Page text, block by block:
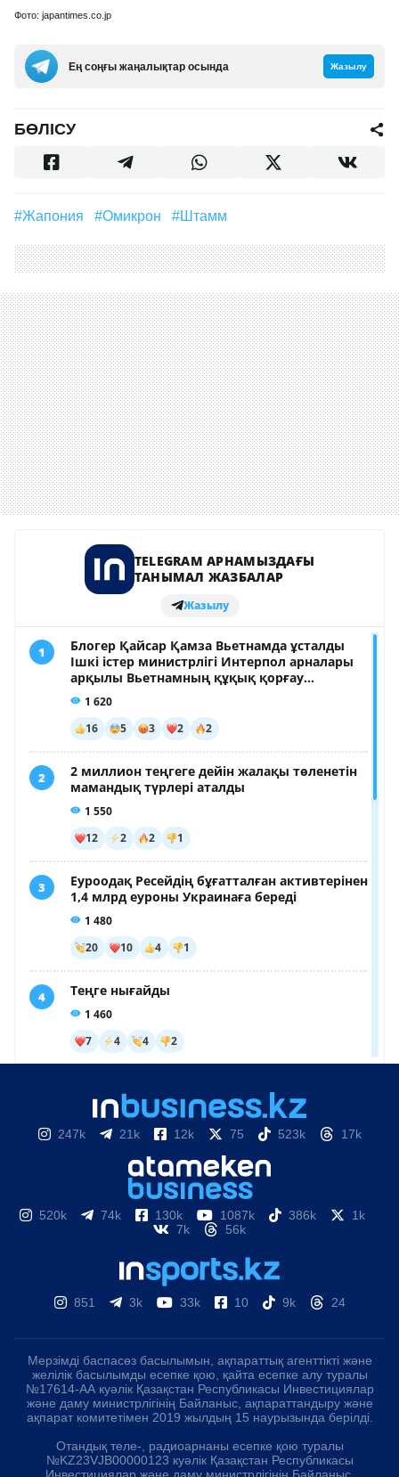
Фото: japantimes.co.jp
Ең соңғы жаңалықтар осында Жазылу
БӨЛІСУ
#Жапония #омикрон #штамм
247k 21k 12k 75 523k 17k
520k 74k 130k 1087k 386k
1k
7k
56k
851 3k 33k 10 9k 24
Мерзімді баспасөз басылымын, ақпараттық агенттікті және
желілік басылымды есепке қою, қайта есепке алу туралы
№17614-АА куәлік Қазақстан Республикасы Инвестициялар
және даму министрлігінің Байланыс, ақпараттандыру және
ақпарат комитетімен 2019 жылдың 15 наурызында берілді.
Отандық теле-, радиоарнаны есепке қою туралы
№KZ23VJB00000123 куәлік Қазақстан Республикасы